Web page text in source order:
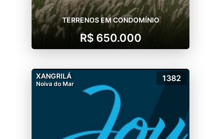
TERRENOS EM CONDOMÍNIO
R$ 650.000
XANGRILÁ
Noiva do Mar
1382